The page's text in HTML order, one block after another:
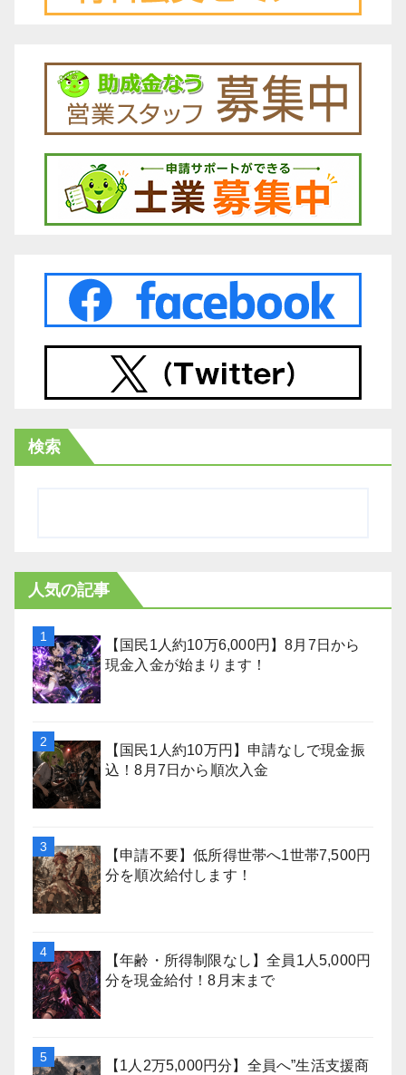
検索
人気の記事
【国民1人約10万6,000円】8月7日から
現金入金が始まります！
【国民1人約10万円】申請なしで現金振
込！8月7日から順次入金
【申請不要】低所得世帯へ1世帯7,500円
分を順次給付します！
【年齢・所得制限なし】全員1人5,000円
分を現金給付！8月末まで
【1人2万5,000円分】全員へ”生活支援商